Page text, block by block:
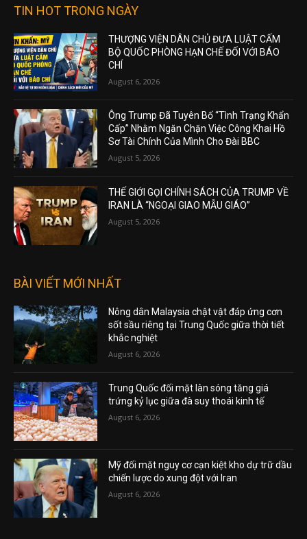
TIN HOT TRONG NGÀY
THƯỢNG VIỆN DÂN CHỦ ĐƯA LUẬT CẤM
BỘ QUỐC PHÒNG HẠN CHẾ ĐỐI VỚI BÁO
CHÍ
August 6, 2026
Ông Trump Đã Tuyên Bố “Tình Trạng Khẩn
Cấp” Nhằm Ngăn Chặn Việc Công Khai Hồ
Sơ Tài Chính Của Mình Cho Đài BBC
August 5, 2026
THẾ GIỚI GỌI CHÍNH SÁCH CỦA TRUMP VỀ
IRAN LÀ “NGOẠI GIAO MẪU GIÁO”
August 5, 2026
BÀI VIẾT MỚI NHẤT
Nông dân Malaysia chật vật đáp ứng cơn
sốt sầu riêng tại Trung Quốc giữa thời tiết
khắc nghiệt
August 6, 2026
Trung Quốc đối mặt làn sóng tăng giá
trứng kỷ lục giữa đà suy thoái kinh tế
August 6, 2026
Mỹ đối mặt nguy cơ cạn kiệt kho dự trữ dầu
chiến lược do xung đột với Iran
August 6, 2026